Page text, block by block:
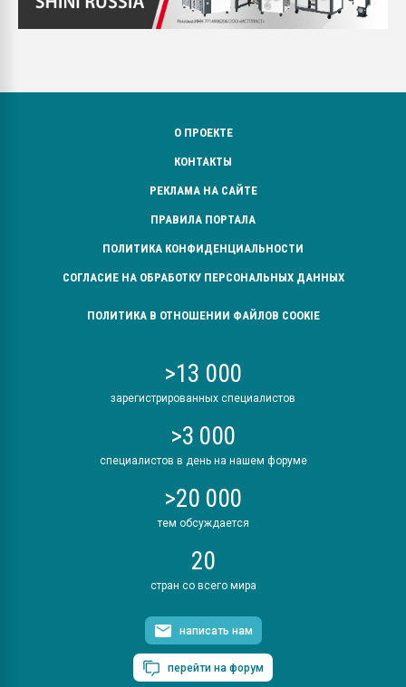
О ПРОЕКТЕ
КОНТАКТЫ
РЕКЛАМА НА САЙТЕ
ПРАВИЛА ПОРТАЛА
ПОЛИТИКА КОНФИДЕНЦИАЛЬНОСТИ
СОГЛАСИЕ НА ОБРАБОТКУ ПЕРСОНАЛЬНЫХ ДАННЫХ
ПОЛИТИКА В ОТНОШЕНИИ ФАЙЛОВ COOKIE
>13 000
зарегистрированных специалистов
>3 000
специалистов в день на нашем форуме
>20 000
тем обсуждается
20
стран со всего мира
написать нам
перейти на форум